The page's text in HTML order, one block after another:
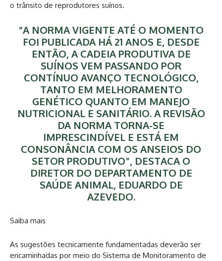
o trânsito de reprodutores suínos.
“A NORMA VIGENTE ATÉ O MOMENTO
FOI PUBLICADA HÁ 21 ANOS E, DESDE
ENTÃO, A CADEIA PRODUTIVA DE
SUÍNOS VEM PASSANDO POR
CONTÍNUO AVANÇO TECNOLÓGICO,
TANTO EM MELHORAMENTO
GENÉTICO QUANTO EM MANEJO
NUTRICIONAL E SANITÁRIO. A REVISÃO
DA NORMA TORNA-SE
IMPRESCINDÍVEL E ESTÁ EM
CONSONÂNCIA COM OS ANSEIOS DO
SETOR PRODUTIVO”, DESTACA O
DIRETOR DO DEPARTAMENTO DE
SAÚDE ANIMAL, EDUARDO DE
AZEVEDO.
Saiba mais
As sugestões tecnicamente fundamentadas deverão ser
encaminhadas por meio do Sistema de Monitoramento de